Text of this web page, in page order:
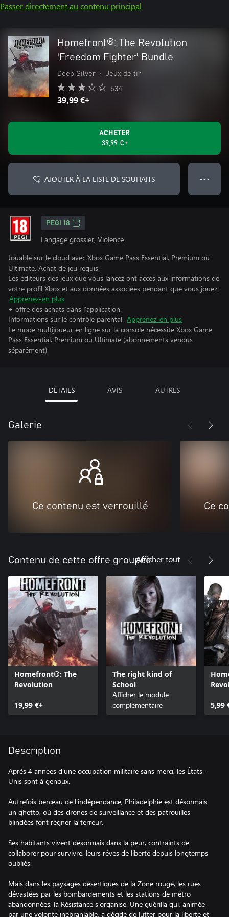
Passer directement au contenu principal
Homefront®: The Revolution
'Freedom Fighter' Bundle
Deep Silver • Jeux de tir
534
39,99 €+
ACHETER
39,99 €+
AJOUTER À LA LISTE DE SOUHAITS ● ● ●
PEGI 18
Langage grossier, Violence
Jouable sur le cloud avec Xbox Game Pass Essential, Premium ou
Ultimate. Achat de jeu requis.
Les éditeurs des jeux que vous lancez ont accès aux informations de
votre profil Xbox et aux données associées pendant que vous jouez.
Apprenez-en plus
+ offre des achats dans l'application.
Informations sur le contrôle parental. Apprenez-en plus
Le mode multijoueur en ligne sur la console nécessite Xbox Game
Pass Essential, Premium ou Ultimate (abonnements vendus
séparément).
DÉTAILS AVIS AUTRES
Galerie
Ce contenu est verrouillé Ce
Contenu de cette offre groupéeAfficher tout
Homefront®: The
Revolution
19,99 €+
The right kind of
School
Afficher le module
complémentaire
5,99
Description
Après 4 années d'une occupation militaire sans merci, les États-
Unis sont à genoux.
Autrefois berceau de l'indépendance, Philadelphie est désormais
un ghetto, où des drones de surveillance et des patrouilles
blindées font régner la terreur.
Ses habitants vivent désormais dans la peur, contraints de
collaborer pour survivre, leurs rêves de liberté depuis longtemps
oubliés.
Mais dans les paysages désertiques de la Zone rouge, les rues
dévastées par les bombardements et les stations de métro
abandonnées, la Résistance s'organise. Une guérilla qui, animée
par une volonté inébranlable, a décidé de lutter pour la liberté et